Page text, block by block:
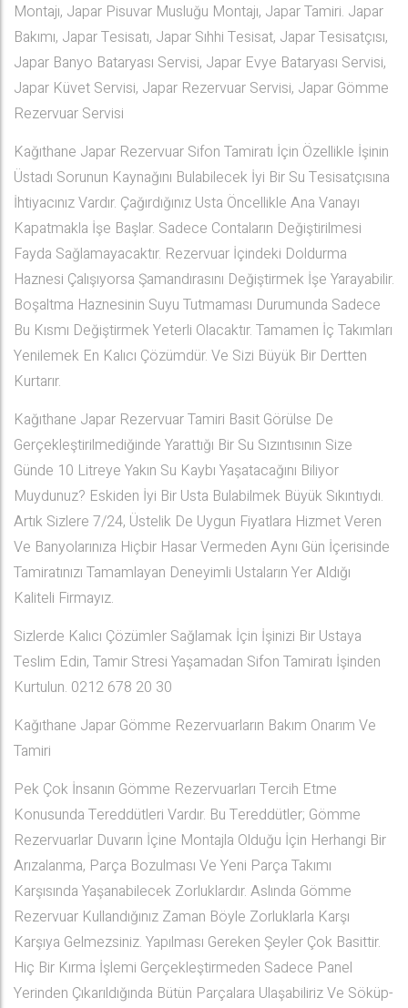
Montajı, Japar Pisuvar Musluğu Montajı, Japar Tamiri. Japar
Bakımı, Japar Tesisatı, Japar Sıhhi Tesisat, Japar Tesisatçısı,
Japar Banyo Bataryası Servisi, Japar Evye Bataryası Servisi,
Japar Küvet Servisi, Japar Rezervuar Servisi, Japar Gömme
Rezervuar Servisi
Kağıthane Japar Rezervuar Sifon Tamiratı İçin Özellikle İşinin
Üstadı Sorunun Kaynağını Bulabilecek İyi Bir Su Tesisatçısına
İhtiyacınız Vardır. Çağırdığınız Usta Öncellikle Ana Vanayı
Kapatmakla İşe Başlar. Sadece Contaların Değiştirilmesi
Fayda Sağlamayacaktır. Rezervuar İçindeki Doldurma
Haznesi Çalışıyorsa Şamandırasını Değiştirmek İşe Yarayabilir.
Boşaltma Haznesinin Suyu Tutmaması Durumunda Sadece
Bu Kısmı Değiştirmek Yeterli Olacaktır. Tamamen İç Takımları
Yenilemek En Kalıcı Çözümdür. Ve Sizi Büyük Bir Dertten
Kurtarır.
Kağıthane Japar Rezervuar Tamiri Basit Görülse De
Gerçekleştirilmediğinde Yarattığı Bir Su Sızıntısının Size
Günde 10 Litreye Yakın Su Kaybı Yaşatacağını Biliyor
Muydunuz? Eskiden İyi Bir Usta Bulabilmek Büyük Sıkıntıydı.
Artık Sizlere 7/24, Üstelik De Uygun Fiyatlara Hizmet Veren
Ve Banyolarınıza Hiçbir Hasar Vermeden Aynı Gün İçerisinde
Tamiratınızı Tamamlayan Deneyimli Ustaların Yer Aldığı
Kaliteli Firmayız.
Sizlerde Kalıcı Çözümler Sağlamak İçin İşinizi Bir Ustaya
Teslim Edin, Tamir Stresi Yaşamadan Sifon Tamiratı İşinden
Kurtulun. 0212 678 20 30
Kağıthane Japar Gömme Rezervuarların Bakım Onarım Ve
Tamiri
Pek Çok İnsanın Gömme Rezervuarları Tercih Etme
Konusunda Tereddütleri Vardır. Bu Tereddütler; Gömme
Rezervuarlar Duvarın İçine Montajla Olduğu İçin Herhangi Bir
Arızalanma, Parça Bozulması Ve Yeni Parça Takımı
Karşısında Yaşanabilecek Zorluklardır. Aslında Gömme
Rezervuar Kullandığınız Zaman Böyle Zorluklarla Karşı
Karşıya Gelmezsiniz. Yapılması Gereken Şeyler Çok Basittir.
Hiç Bir Kırma İşlemi Gerçekleştirmeden Sadece Panel
Yerinden Çıkarıldığında Bütün Parçalara Ulaşabiliriz Ve Söküp-